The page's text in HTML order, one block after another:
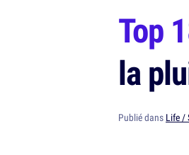
Top
la
Publié dans Life /